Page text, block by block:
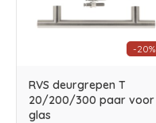
-20%
RVS deurgrepen T
20/200/300 paar voor
glas